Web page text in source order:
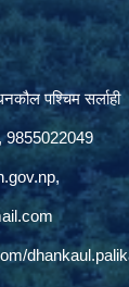
पश्चिम सर्लाही
9855022049
,